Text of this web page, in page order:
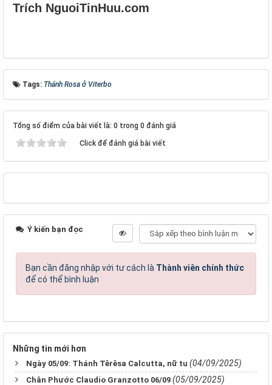
Trích NguoiTinHuu.com
Tags: Thánh Rosa ở Viterbo
Tổng số điểm của bài viết là: 0 trong 0 đánh giá
Click để đánh giá bài viết
Ý kiến bạn đọc
Bạn cần đăng nhập với tư cách là Thành viên chính thức
để có thể bình luận
Những tin mới hơn
Ngày 05/09: Thánh Têrêsa Calcutta, nữ tu (04/09/2025)
Chân Phước Claudio Granzotto 06/09 (05/09/2025)